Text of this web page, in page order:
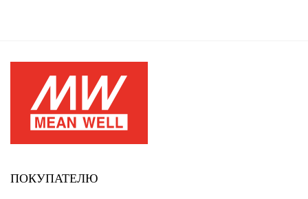
ПОКУПАТЕЛЮ